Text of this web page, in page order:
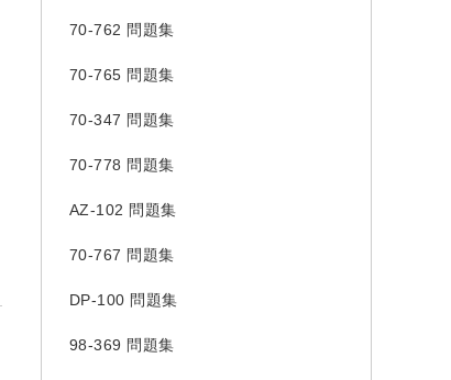
70-762 問題集
70-765 問題集
70-347 問題集
70-778 問題集
AZ-102 問題集
70-767 問題集
DP-100 問題集
98-369 問題集